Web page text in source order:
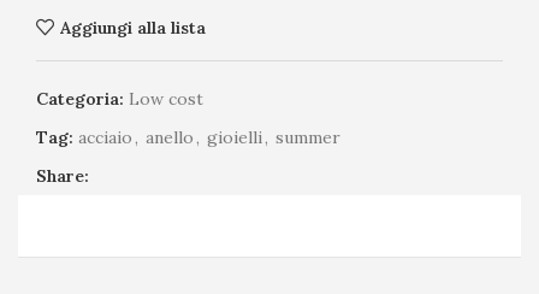
Aggiungi alla lista
Categoria: Low cost
Tag: acciaio, anello, gioielli, summer
Share: